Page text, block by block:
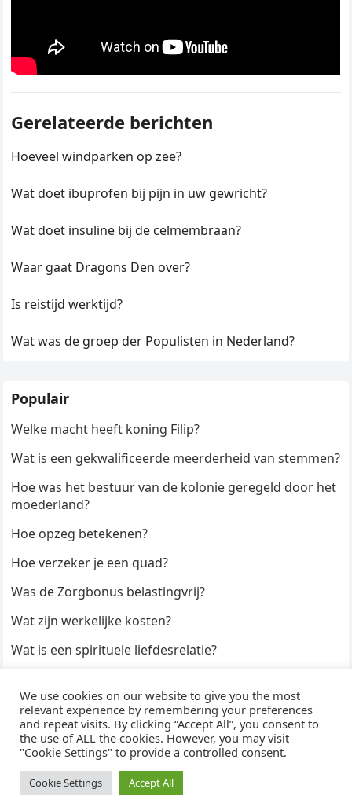
Gerelateerde berichten
Hoeveel windparken op zee?
Wat doet ibuprofen bij pijn in uw gewricht?
Wat doet insuline bij de celmembraan?
Waar gaat Dragons Den over?
Is reistijd werktijd?
Wat was de groep der Populisten in Nederland?
Populair
Welke macht heeft koning Filip?
Wat is een gekwalificeerde meerderheid van stemmen?
Hoe was het bestuur van de kolonie geregeld door het
moederland?
Hoe opzeg betekenen?
Hoe verzeker je een quad?
Was de Zorgbonus belastingvrij?
Wat zijn werkelijke kosten?
Wat is een spirituele liefdesrelatie?
Hoe duur zijn Keukendeurtjes?
© 2026WijzeAntwoorden- Thema doorWPEnjoy· Aangedreven door
WordPress
We use cookies on our website to give you the most
relevant experience by remembering your preferences
and repeat visits. By clicking “Accept All”, you consent to
the use of ALL the cookies. However, you may visit
"Cookie Settings" to provide a controlled consent.
Cookie Settings Accept All